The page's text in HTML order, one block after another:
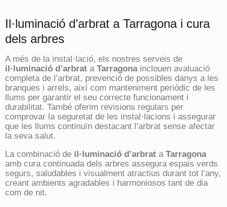
Il·luminació d’arbrat a Tarragona i cura
dels arbres
A més de la instal·lació, els nostres serveis de
il·luminació d’arbrat a Tarragonainclouen avaluació
completa de l’arbrat, prevenció de possibles danys a les
branques i arrels, així com manteniment periòdic de les
llums per garantir el seu correcte funcionament i
durabilitat. També oferim revisions regulars per
comprovar la seguretat de les instal·lacions i assegurar
que les llums continuïn destacant l’arbrat sense afectar
la seva salut.
La combinació de il·luminació d’arbrat aTarragona
amb cura continuada dels arbres assegura espais verds
segurs, saludables i visualment atractius durant tot l’any,
creant ambients agradables i harmoniosos tant de dia
com de nit.